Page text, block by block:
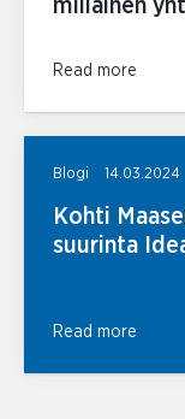
millainen
Read more
Blogi 14.03.2024
Kohti
suurinta
Read more